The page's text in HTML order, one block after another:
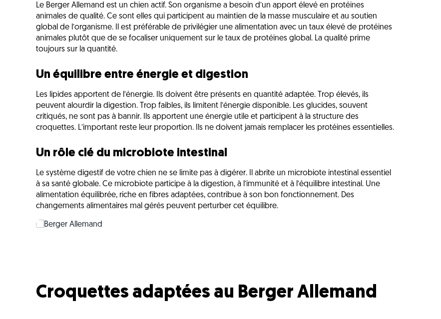
Le Berger Allemand est un chien actif. Son organisme a besoin d’un apport élevé en protéines
animales de qualité. Ce sont elles qui participent au maintien de la masse musculaire et au soutien
global de l’organisme. Il est préférable de privilégier une alimentation avec un taux élevé de protéines
animales plutôt que de se focaliser uniquement sur le taux de protéines global. La qualité prime
toujours sur la quantité.
Un équilibre entre énergie et digestion
Les lipides apportent de l’énergie. Ils doivent être présents en quantité adaptée. Trop élevés, ils
peuvent alourdir la digestion. Trop faibles, ils limitent l’énergie disponible. Les glucides, souvent
critiqués, ne sont pas à bannir. Ils apportent une énergie utile et participent à la structure des
croquettes. L’important reste leur proportion. Ils ne doivent jamais remplacer les protéines essentielles.
Un rôle clé du microbiote intestinal
Le système digestif de votre chien ne se limite pas à digérer. Il abrite un microbiote intestinal essentiel
à sa santé globale. Ce microbiote participe à la digestion, à l’immunité et à l’équilibre intestinal. Une
alimentation équilibrée, riche en fibres adaptées, contribue à son bon fonctionnement. Des
changements alimentaires mal gérés peuvent perturber cet équilibre.
Croquettes adaptées au Berger Allemand